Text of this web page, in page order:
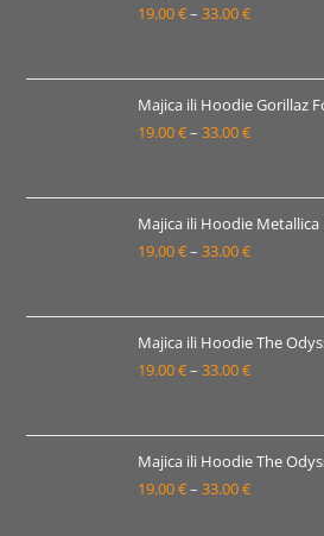
do
19.00€– 33.00€Raspon
19.00 €
do
Majica ili Hoodie Gorillaz
19.00€– 33.00€Raspon
19.00 €
do
Majica ili Hoodie Metallica
19.00€– 33.00€Raspon
19.00 €
do
Majica ili Hoodie The
19.00€– 33.00€Raspon
19.00 €
do
Majica ili Hoodie The
19.00€– 33.00€Raspon